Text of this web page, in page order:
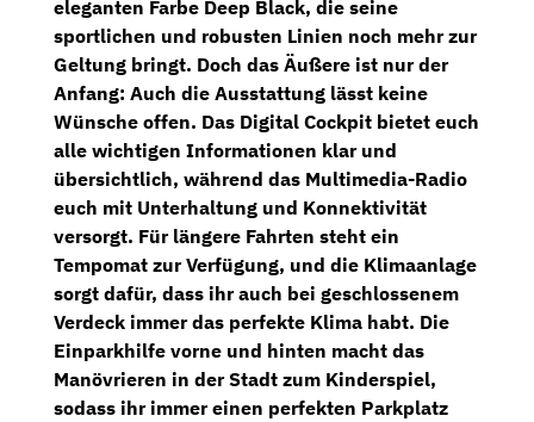
eleganten Farbe Deep Black, die seine
sportlichen und robusten Linien noch mehr zur
Geltung bringt. Doch das Äußere ist nur der
Anfang: Auch die Ausstattung lässt keine
Wünsche offen. Das Digital Cockpit bietet euch
alle wichtigen Informationen klar und
übersichtlich, während das Multimedia-Radio
euch mit Unterhaltung und Konnektivität
versorgt. Für längere Fahrten steht ein
Tempomat zur Verfügung, und die Klimaanlage
sorgt dafür, dass ihr auch bei geschlossenem
Verdeck immer das perfekte Klima habt. Die
Einparkhilfe vorne und hinten macht das
Manövrieren in der Stadt zum Kinderspiel,
sodass ihr immer einen perfekten Parkplatz